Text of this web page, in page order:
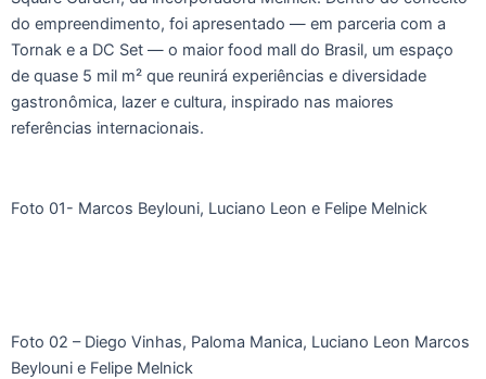
do empreendimento, foi apresentado — em parceria com a
Tornak e a DC Set — o maior food mall do Brasil, um espaço
de quase 5 mil m² que reunirá experiências e diversidade
gastronômica, lazer e cultura, inspirado nas maiores
referências internacionais.
Foto 01- Marcos Beylouni, Luciano Leon e Felipe Melnick
Foto 02 – Diego Vinhas, Paloma Manica, Luciano Leon Marcos
Beylouni e Felipe Melnick